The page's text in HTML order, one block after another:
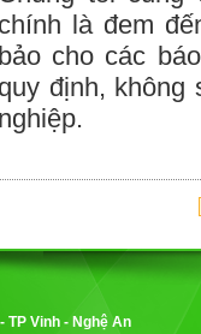
chính là đem
bảo cho các
quy định, không
nghiệp.
Vinh - Nghệ An